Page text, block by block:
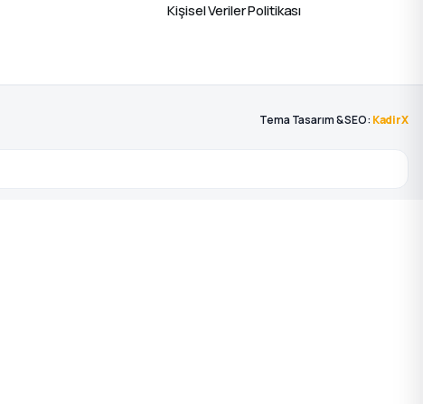
Kişisel Veriler Politikası
Tema Tasarım & SEO: KadirX